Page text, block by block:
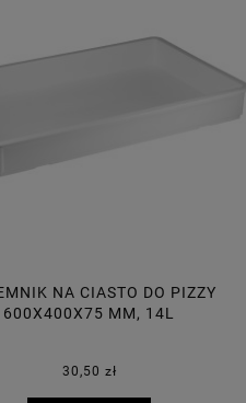
NA CIASTO DO PIZZY
600X400X130 MM, 25L
37,80 zł